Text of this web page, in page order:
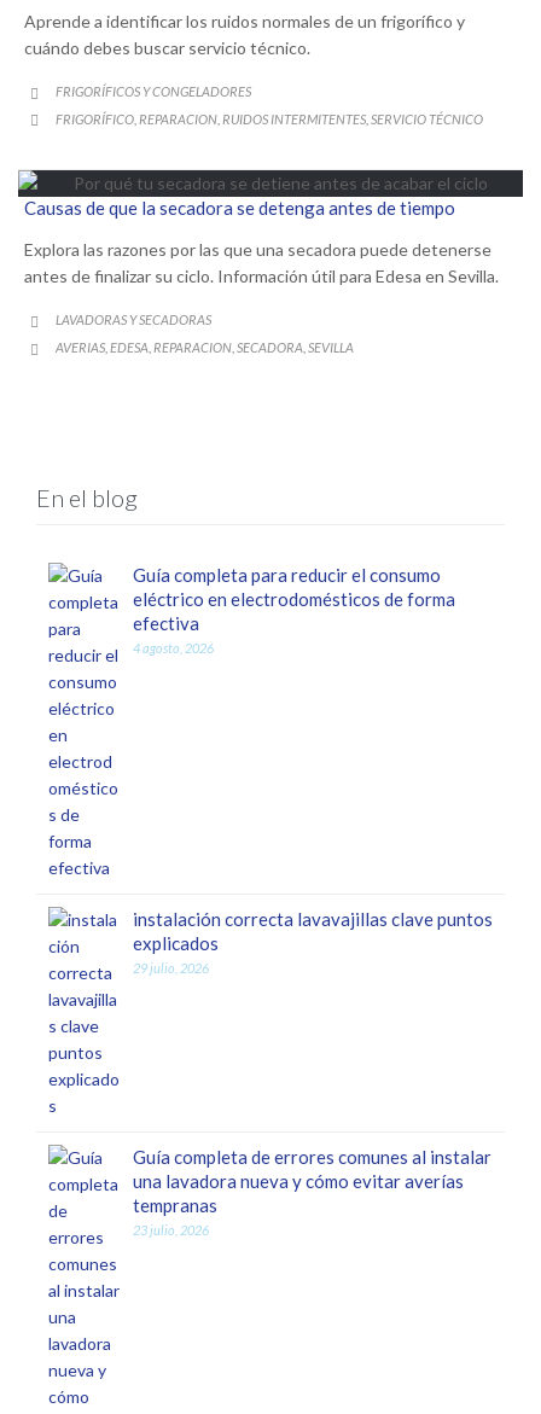
Aprende a identificar los ruidos normales de un frigorífico y
cuándo debes buscar servicio técnico.
 CATEGORY
FRIGORÍFICOS Y CONGELADORES
 CATEGORY
FRIGORÍFICO REPARACION RUIDOS INTERMITENTES SERVICIO TÉCNICO
Causas de que la secadora se detenga antes de tiempo
Explora las razones por las que una secadora puede detenerse
antes de finalizar su ciclo. Información útil para Edesa en Sevilla.
 CATEGORY
LAVADORAS Y SECADORAS
 CATEGORY
AVERIAS EDESA REPARACION SECADORA SEVILLA
En el blog
Guía completa para reducir el consumo
eléctrico en electrodomésticos de forma
efectiva
4 agosto, 2026
instalación correcta lavavajillas clave puntos
explicados
29 julio, 2026
Guía completa de errores comunes al instalar
una lavadora nueva y cómo evitar averías
tempranas
23 julio, 2026